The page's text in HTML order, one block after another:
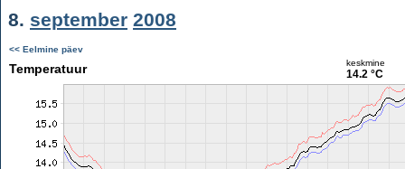
8. september 2008
<< Eelmine päev
Temperatuur keskmine
14.2 °C